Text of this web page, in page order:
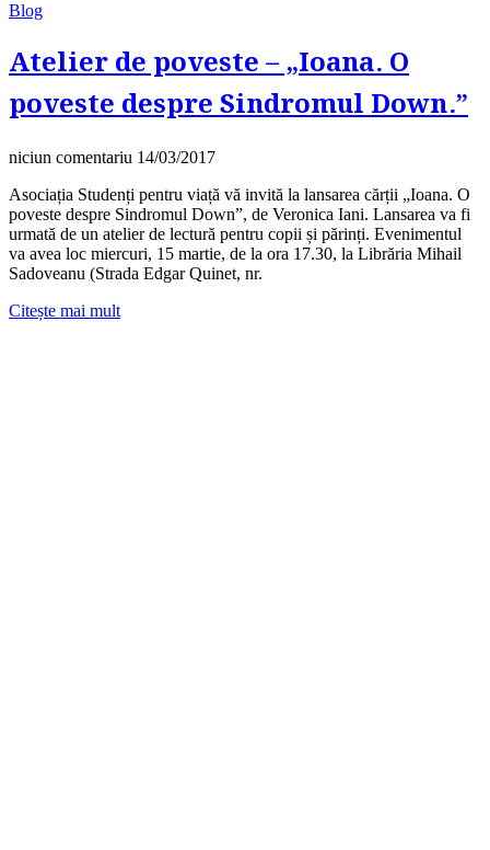
Blog
Atelier de poveste – „Ioana. O
poveste despre Sindromul Down.”
niciun comentariu 14/03/2017
Asociația Studenți pentru viață vă invită la lansarea cărții „Ioana. O
poveste despre Sindromul Down”, de Veronica Iani. Lansarea va fi
urmată de un atelier de lectură pentru copii și părinți. Evenimentul
va avea loc miercuri, 15 martie, de la ora 17.30, la Librăria Mihail
Sadoveanu (Strada Edgar Quinet, nr.
Citește mai mult